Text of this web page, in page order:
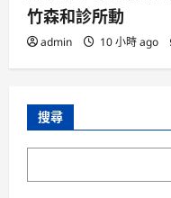
竹森和診所動
admin 10 小時 ago
搜尋